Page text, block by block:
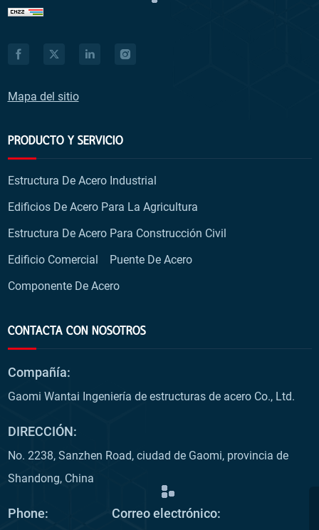
Mapa del sitio
PRODUCTO Y SERVICIO
Estructura De Acero Industrial
Edificios De Acero Para La Agricultura
Estructura De Acero Para Construcción Civil
Edificio Comercial
Puente De Acero
Componente De Acero
CONTACTA CON NOSOTROS
Compañía:
Gaomi Wantai Ingeniería de estructuras de acero Co., Ltd.
DIRECCIÓN:
No. 2238, Sanzhen Road, ciudad de Gaomi, provincia de
Shandong, China
Phone: Correo electrónico: